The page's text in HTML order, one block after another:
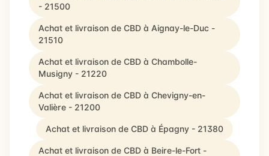
- 21500
Achat et livraison de CBD à Aignay-le-Duc -
21510
Achat et livraison de CBD à Chambolle-
Musigny - 21220
Achat et livraison de CBD à Chevigny-en-
Valière - 21200
Achat et livraison de CBD à Épagny - 21380
Achat et livraison de CBD à Beire-le-Fort -